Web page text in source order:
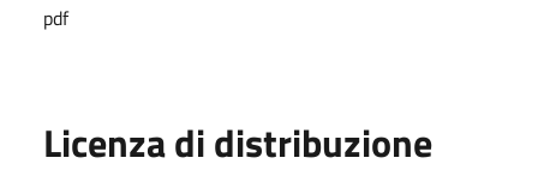
pdf
Licenza di distribuzione